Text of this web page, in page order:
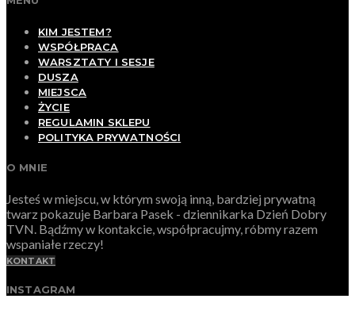
KIM JESTEM?
WSPÓŁPRACA
WARSZTATY I SESJE
DUSZA
MIEJSCA
ŻYCIE
REGULAMIN SKLEPU
POLITYKA PRYWATNOŚCI
O MNIE
Jesteś w miejscu, w którym swoją inną, bardziej prywatną
twarz pokazuje Barbara Pasek - dziennikarka Dzień Dobry
TVN. Bądźmy w kontakcie, współpracujmy, róbmy razem
wspaniałe rzeczy!
KONTAKT
INSTAGRAM